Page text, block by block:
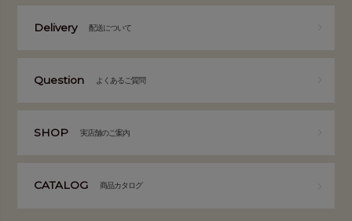
Delivery 配送について
Question よくあるご質問
SHOP 実店舗のご案内
CATALOG 商品カタログ